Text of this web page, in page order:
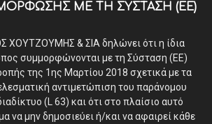
ΜΕ ΤΗ ΣΎΣΤΑΣΗ (ΕΕ)
ΧΟΥΤΖΟΥΜΗΣ & ΣΙΑ δηλώνει ότι η ίδια
συμμορφώνονται με τη Σύσταση (ΕΕ)
της 1ης Μαρτίου 2018 σχετικά με τα
αντιμετώπιση του παράνομου
(L 63) και ότι στο πλαίσιο αυτό
να μην δημοσιεύει ή/και να αφαιρεί κάθε